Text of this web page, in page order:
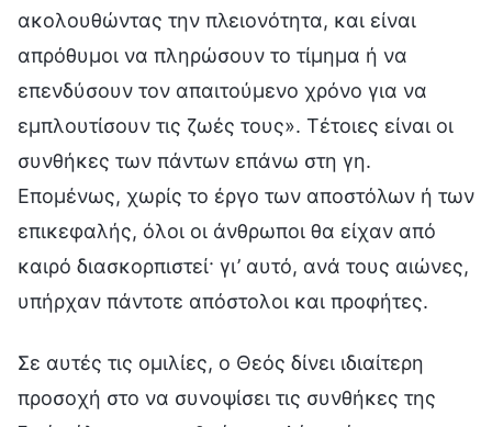
ακολουθώντας την πλειονότητα, και είναι
απρόθυμοι να πληρώσουν το τίμημα ή να
επενδύσουν τον απαιτούμενο χρόνο για να
εμπλουτίσουν τις ζωές τους». Τέτοιες είναι οι
συνθήκες των πάντων επάνω στη γη.
Επομένως, χωρίς το έργο των αποστόλων ή των
επικεφαλής, όλοι οι άνθρωποι θα είχαν από
καιρό διασκορπιστεί· γι’ αυτό, ανά τους αιώνες,
υπήρχαν πάντοτε απόστολοι και προφήτες.
Σε αυτές τις ομιλίες, ο Θεός δίνει ιδιαίτερη
προσοχή στο να συνοψίσει τις συνθήκες της